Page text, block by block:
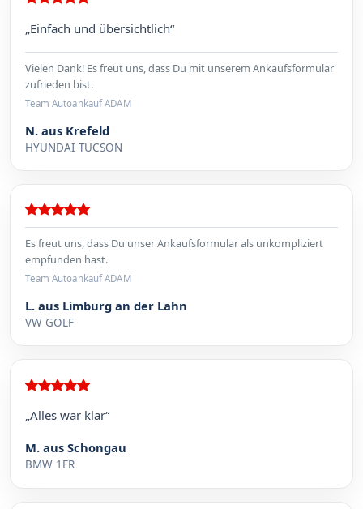
„Einfach und übersichtlich“
Vielen Dank! Es freut uns, dass Du mit unserem Ankaufsformular
zufrieden bist.
Team Autoankauf ADAM
N. aus Krefeld
HYUNDAI TUCSON
Es freut uns, dass Du unser Ankaufsformular als unkompliziert
empfunden hast.
Team Autoankauf ADAM
L. aus Limburg an der Lahn
VW GOLF
„Alles war klar“
M. aus Schongau
BMW 1ER